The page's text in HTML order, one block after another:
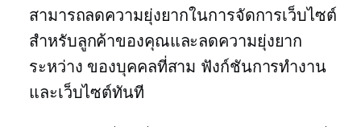
สามารถลดความยุ่งยากในการจัดการเว็บไซต์
สำหรับลูกค้าของคุณและลดความยุ่งยาก
ระหว่าง ของบุคคลที่สาม ฟังก์ชันการทำงาน
และเว็บไซต์ทันที